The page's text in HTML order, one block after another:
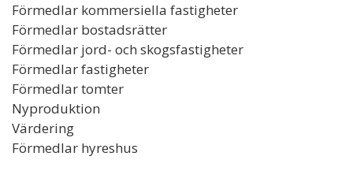
Förmedlar kommersiella fastigheter
Förmedlar bostadsrätter
Förmedlar jord- och skogsfastigheter
Förmedlar fastigheter
Förmedlar tomter
Nyproduktion
Värdering
Förmedlar hyreshus